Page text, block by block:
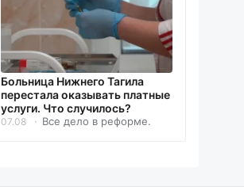
Больница Нижнего Тагила
перестала оказывать платные
услуги. Что случилось?
07.08 Все дело в реформе.